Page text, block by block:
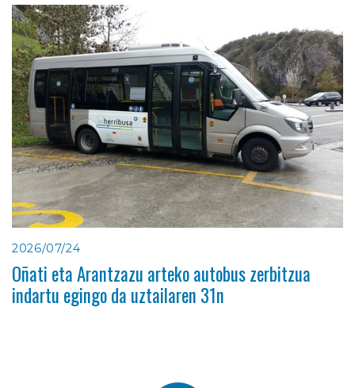
2026/07/24
Oñati eta Arantzazu arteko autobus zerbitzua
indartu egingo da uztailaren 31n